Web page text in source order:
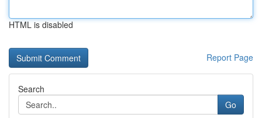
HTML is disabled
Report Page
Search
Go